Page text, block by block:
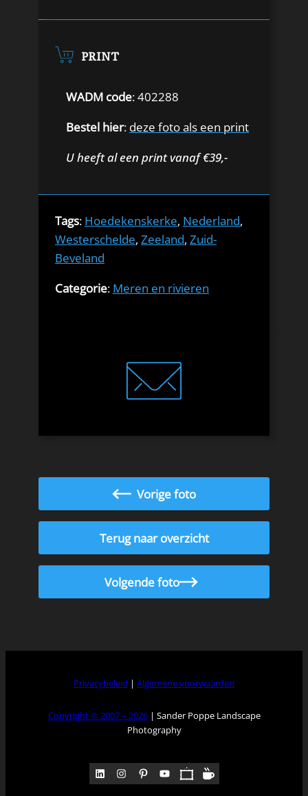
PRINT
WADM code: 402288
Bestel hier: deze foto als een print
U heeft al een print vanaf €39,-
Tags: Hoedekenskerke, Nederland,
Westerschelde, Zeeland, Zuid-
Beveland
Categorie: Meren en rivieren
Vorige foto
Terug naar overzicht
Volgende foto
Privacybeleid | Algemene voorwaarden
Copyright © 2007 – 2026| Sander Poppe Landscape
Photography
LinkedIn Instagram Pinterest YouTube Pocket Medium